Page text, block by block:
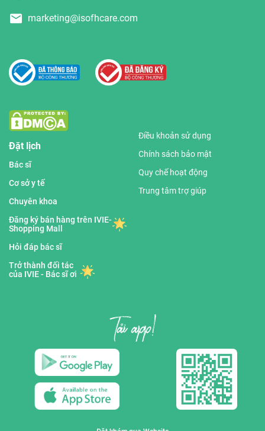
marketing@isofhcare.com
Đặt lịch
Bác sĩ
Cơ sở y tế
Chuyên khoa
Đăng ký bán hàng trên IVIE-
Shopping Mall
Hỏi đáp bác sĩ
Trở thành đối tác
của IVIE - Bác sĩ ơi
Điều khoản sử dụng
Chính sách bảo mật
Quy chế hoạt động
Trung tâm trợ giúp